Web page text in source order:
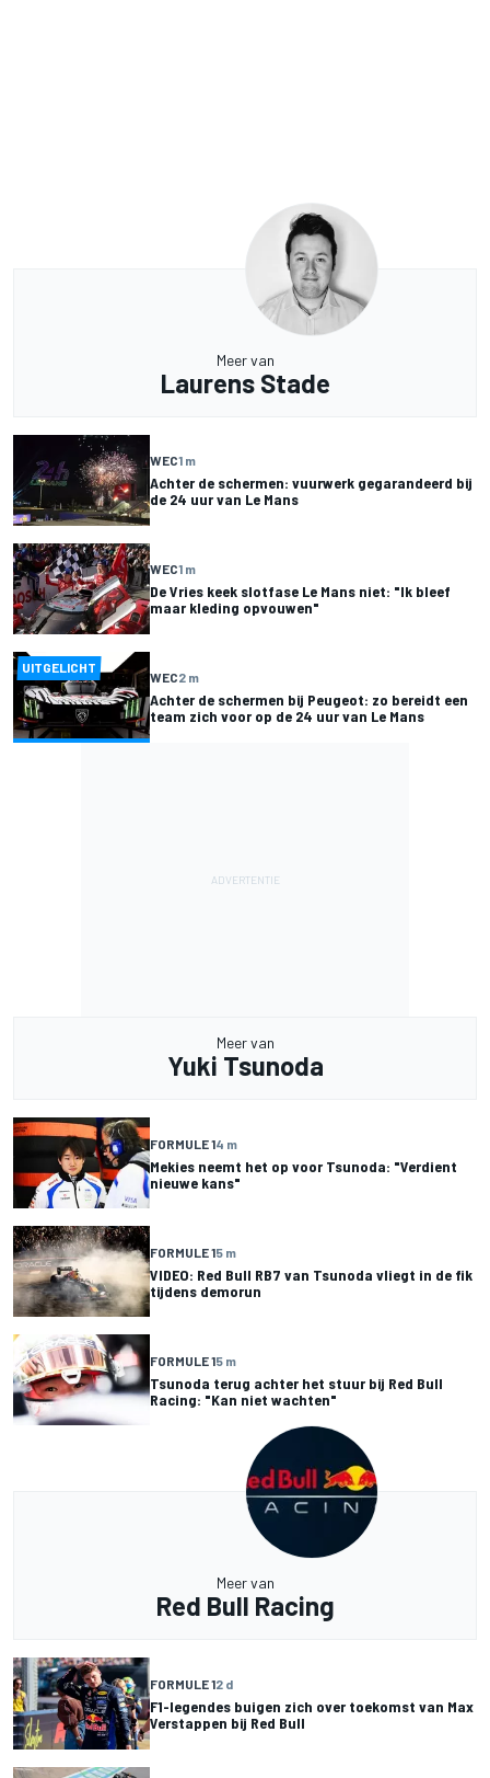
Meer van
Laurens Stade
WEC1 m
Achter de schermen: vuurwerk gegarandeerd bij
de 24 uur van Le Mans
WEC1 m
De Vries keek slotfase Le Mans niet: "Ik bleef
maar kleding opvouwen"
UITGELICHT
WEC2 m
Achter de schermen bij Peugeot: zo bereidt een
team zich voor op de 24 uur van Le Mans
Meer van
Yuki Tsunoda
FORMULE 14 m
Mekies neemt het op voor Tsunoda: "Verdient
nieuwe kans"
FORMULE 15 m
VIDEO: Red Bull RB7 van Tsunoda vliegt in de fik
tijdens demorun
FORMULE 15 m
Tsunoda terug achter het stuur bij Red Bull
Racing: "Kan niet wachten"
Meer van
Red Bull Racing
FORMULE 12 d
F1-legendes buigen zich over toekomst van Max
Verstappen bij Red Bull